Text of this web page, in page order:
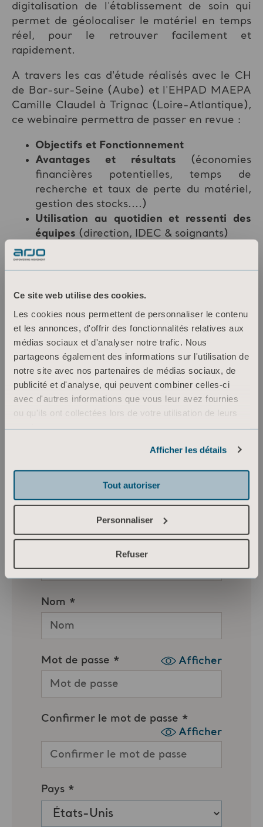
Ce site web utilise des cookies.
Les cookies nous permettent de personnaliser le contenu
et les annonces, d'offrir des fonctionnalités relatives aux
médias sociaux et d'analyser notre trafic. Nous
partageons également des informations sur l'utilisation de
notre site avec nos partenaires de médias sociaux, de
publicité et d'analyse, qui peuvent combiner celles-ci
avec d'autres informations que vous leur avez fournies
ou qu'ils ont collectées lors de votre utilisation de leurs
Afficher les détails
Tout autoriser
Personnaliser
Refuser
digitalisation de l'établissement de soin qui
permet de géolocaliser le matériel en temps
réel, pour le retrouver facilement et
rapidement.
A travers les cas d'étude réalisés avec le CH
de Bar-sur-Seine (Aube) et l'EHPAD MAEPA
Camille Claudel à Trignac (Loire-Atlantique),
ce webinaire permettra de passer en revue :
Objectifs et Fonctionnement
Avantages et résultats (économies
financières potentielles, temps de
recherche et taux de perte du matériel,
gestion des stocks....)
Utilisation au quotidien et ressenti des
équipes (direction, IDEC & soignants)